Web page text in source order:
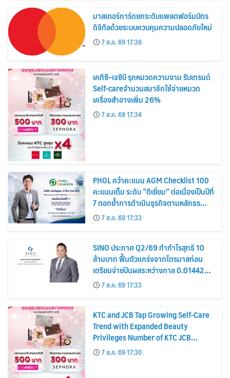
มาสเตอร์การ์ดยกระดับแพลตฟอร์มบัตร
ดิจิทัลด้วยระบบควบคุมความปลอดภัยใหม่
7 ส.ค. 69 17:36
เคทีซี–เจซีบี รุกหมวดความงาม รับเทรนด์
Self-careจำนวนสมาชิกใช้จ่ายหมวด
เครื่องสำอางเพิ่ม 26%
7 ส.ค. 69 17:34
PHOL คว้าคะแนน AGM Checklist 100
คะแนนเต็ม ระดับ “ดีเยี่ยม” ต่อเนื่องเป็นปีที่
7 ตอกย้ำการดำเนินธุรกิจตามหลักธร
รมาภิบาล โปร่งใส สร้างความเชื่อมั่นผู้ถือ
หุ้น
7 ส.ค. 69 17:33
SINO ประกาศ Q2/69 ทำกำไรสุทธิ 10
ล้านบาท ฟื้นตัวแกร่งจากไตรมาสก่อน
เตรียมจ่ายปันผลระหว่างกาล 0.014423
บาทต่อหุ้น ครึ่งปีหลังมุ่งเติบโตต่อเนื่อง
7 ส.ค. 69 17:33
KTC and JCB Tap Growing Self-Care
Trend with Expanded Beauty
Privileges Number of KTC JCB
Cardmembers Spending on
Cosmetics Rises 26%
7 ส.ค. 69 17:30